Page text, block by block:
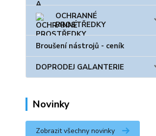
OCHRANNÉ
PROSTŘEDKY
Broušení nástrojů - ceník
DOPRODEJ GALANTERIE
Novinky
Zobrazit všechny novinky